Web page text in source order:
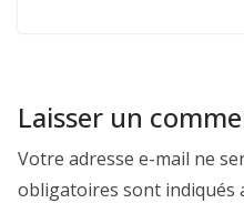
Laisser un
Votre adresse e-mail ne
obligatoires sont indiqués